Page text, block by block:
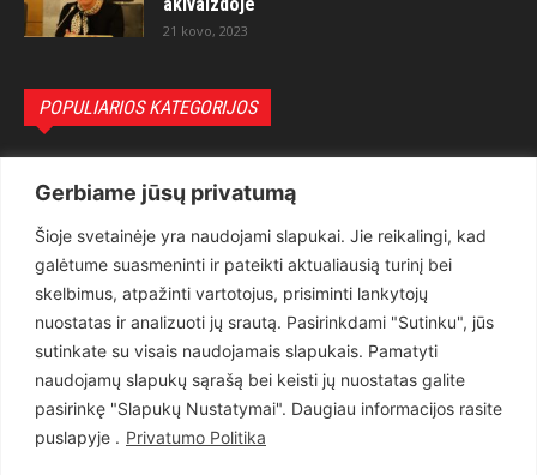
Gerbiame jūsų privatumą
Šioje svetainėje yra naudojami slapukai. Jie reikalingi, kad
galėtume suasmeninti ir pateikti aktualiausią turinį bei
skelbimus, atpažinti vartotojus, prisiminti lankytojų
nuostatas ir analizuoti jų srautą. Pasirinkdami "Sutinku", jūs
sutinkate su visais naudojamais slapukais. Pamatyti
naudojamų slapukų sąrašą bei keisti jų nuostatas galite
pasirinkę "Slapukų Nustatymai". Daugiau informacijos rasite
puslapyje . Privatumo Politika
21 kovo, 2023
POPULIARIOS KATEGORIJOS
Teisėsauga
1497
Aktualu
Lietuva
619
Pasaulis
Статьи на русском
Articles in english